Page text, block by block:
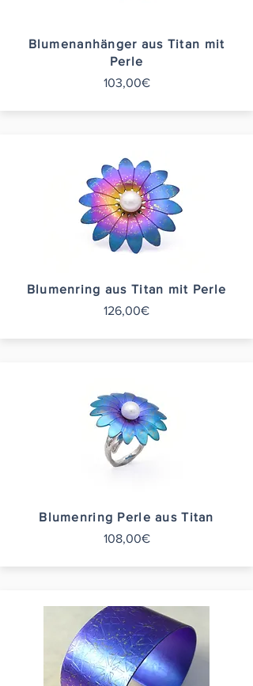
Blumenanhänger aus Titan mit
Perle
103,00€
Blumenring aus Titan mit Perle
126,00€
Blumenring Perle aus Titan
108,00€